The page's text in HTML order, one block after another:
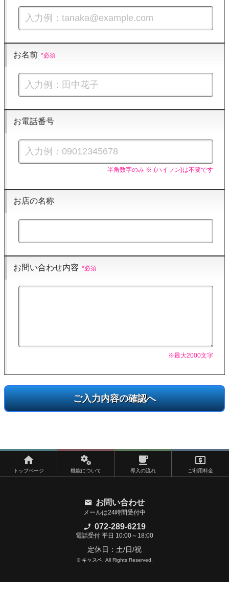
お名前
お電話番号
半角数字のみ ※-(ハイフン)は不要です
お店の名称
お問い合わせ内容
※最大2000文字
トップページ 機能について 導入の流れ ご利用料金
お問い合わせ
メールは24時間受付中
072-289-6219
電話受付 平日 10:00～18:00
定休日：土/日/祝
© キャスペ. All Rights Reserved.